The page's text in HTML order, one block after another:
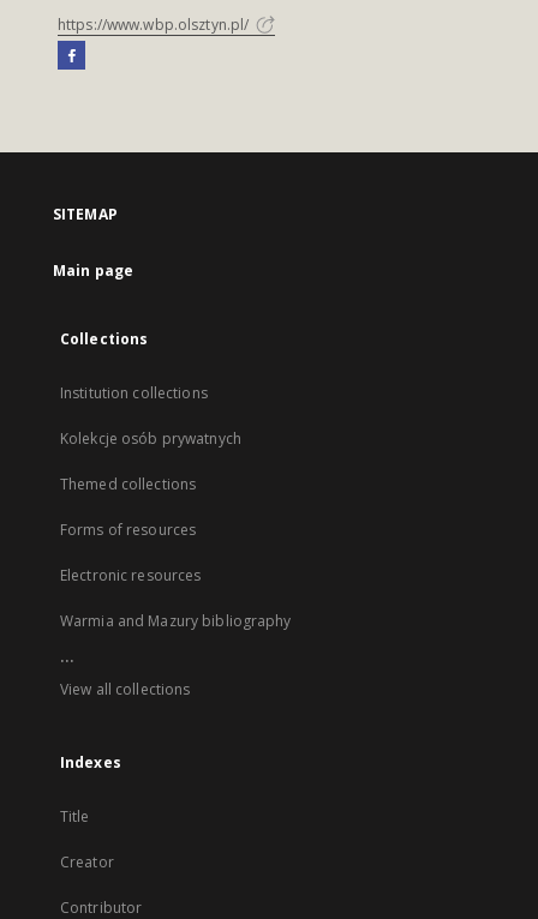
https://www.wbp.olsztyn.pl/
SITEMAP
Main page
Collections
Institution collections
Kolekcje osób prywatnych
Themed collections
Forms of resources
Electronic resources
Warmia and Mazury bibliography
...
View all collections
Indexes
Title
Creator
Contributor